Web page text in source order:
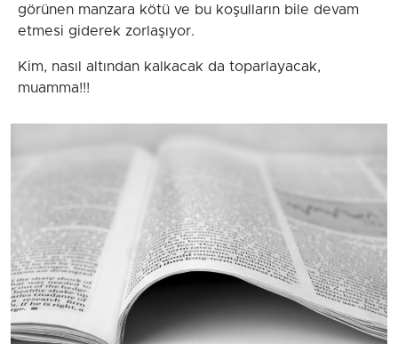
görünen manzara kötü ve bu koşulların bile devam
etmesi giderek zorlaşıyor.
Kim, nasıl altından kalkacak da toparlayacak,
muamma!!!